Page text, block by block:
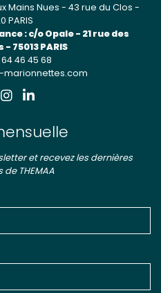
Mains Nues - 43 rue du Clos -
PARIS
: c/o Opale - 21 rue des
75013 PARIS
46 45 68
marionnettes.com
et recevez les dernières
THEMAA